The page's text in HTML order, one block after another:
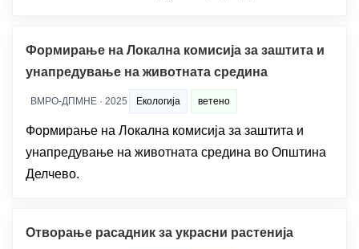
Формирање на Локална комисија за заштита и
унапредување на животната средина
ВМРО-ДПМНЕ · 2025 Екологија ветено
Формирање на Локална комисија за заштита и
унапредување на животната средина во Општина
Делчево.
Отворање расадник за украсни растенија